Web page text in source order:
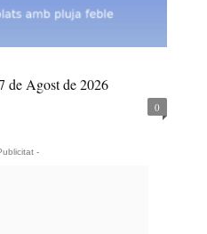
de Agost de 2026
0
-